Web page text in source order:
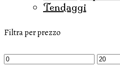
tendaggi
Filtra per prezzo
Prezzo